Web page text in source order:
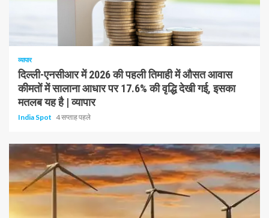
व्यापार
दिल्ली-एनसीआर में 2026 की पहली तिमाही में औसत आवास
कीमतों में सालाना आधार पर 17.6% की वृद्धि देखी गई, इसका
मतलब यह है | व्यापार
India Spot 4 सप्ताह पहले